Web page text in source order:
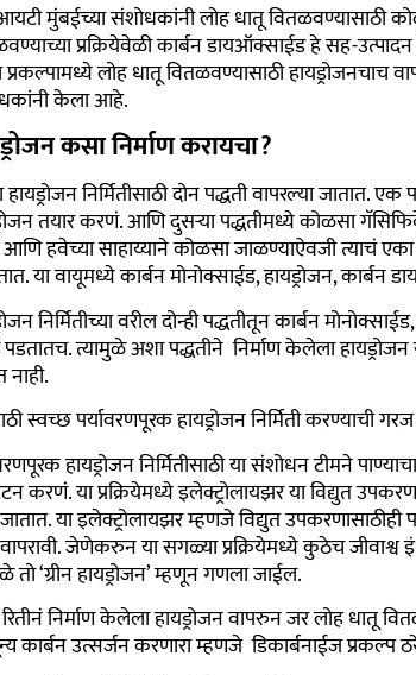
मुंबईच्या संशोधकांनी लोह धातू वितळवण्यासाठी
प्रक्रियेवेळी कार्बन डायऑक्साईड हे सह-
प्रकल्पामध्ये लोह धातू वितळवण्यासाठी
केला आहे.
कसा निर्माण करायचा?
निर्मितीसाठी दोन पद्धती वापरल्या
तयार करणं. आणि दुसऱ्या पद्धतीमध्ये कोळसा
आणि हवेच्या साहाय्याने कोळसा जाळण्याऐवजी त्याचं
या वायूमध्ये कार्बन मोनोक्साईड, हायड्रोजन,
निर्मितीच्या वरील दोन्ही पद्धतीतून कार्बन
पडतातच. त्यामुळे अशा पद्धतीने निर्माण केलेला
स्वच्छ पर्यावरणपूरक हायड्रोजन निर्मिती
हायड्रोजन निर्मितीसाठी या संशोधन टीमने
करणंं. या प्रक्रियेमध्ये इलेक्ट्रोलायझर या विद्युत
या इलेक्ट्रोलायझर म्हणजे विद्युत उपकरणासाठीही
जेणेकरुन या सगळ्या प्रक्रियेमध्ये कुठेच जीवाश्व
तो ‘ग्रीन हायड्रोजन’ म्हणून गणला जाईल.
निर्माण केलेला हायड्रोजन वापरुन जर लोह धातू
कार्बन उत्सर्जन करणारा म्हणजे डिकार्बनाईज प्रकल्प